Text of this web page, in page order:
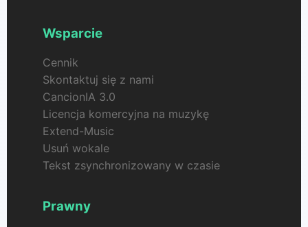
Wsparcie
Cennik
Skontaktuj się z nami
CancionIA 3.0
Licencja komercyjna na muzykę
Extend-Music
Usuń wokale
Tekst zsynchronizowany w czasie
Prawny